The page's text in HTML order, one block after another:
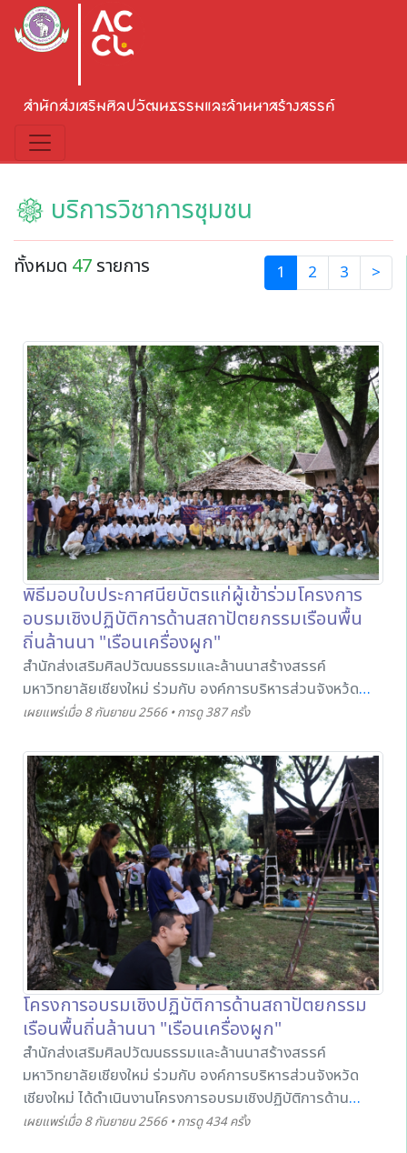
สำนักส่งเสริมศิลปวัฒนธรรมและล้านนาสร้างสรรค์
บริการวิชาการชุมชน
ทั้งหมด 47 รายการ 1 (current)
2 3 >
พิธีมอบใบประกาศนียบัตรแก่ผู้เข้าร่วมโครงการ
อบรมเชิงปฏิบัติการด้านสถาปัตยกรรมเรือนพื้น
ถิ่นล้านนา "เรือนเครื่องผูก"
สำนักส่งเสริมศิลปวัฒนธรรมและล้านนาสร้างสรรค์
มหาวิทยาลัยเชียงใหม่ ร่วมกับ องค์การบริหารส่วนจังหว้ด
เชียงใหม่ ได้ดำเนินงานโครงการอบรมเชิงปฏิบัติการด้าน
วันที่ 2 - 4 กันยายน 2566 ณ พิพิธภัณฑ์เรือนโบราณล้านนา
สำนักส่งเสริมศิลปวัฒนธรรมและล้านนาสร้างสรรค์ ทั้งนี้ ได้
จัดพิธีมอบประกาศนียบัตรให้แก่ผู้เข้าร่วมโครงการฯ จำนวน
109 คน ในวันที่ 4 กันยายน 2566 โดยนางสาววรรณศรี
ปัญญาประชุม ผู้อำนวยการสำนักการศึกษา ศาสนา และ
วัฒนธรรม องค์การบริหารส่วนจังหวัดเชียงใหม่ ให้เกียรติเป็น
ประธานในพิธีมอบรางวัลดังกล่าว
เผยแพร่เมื่อ 8 กันยายน 2566 • การดู 387 ครั้ง
โครงการอบรมเชิงปฏิบัติการด้านสถาปัตยกรรม
เรือนพื้นถิ่นล้านนา "เรือนเครื่องผูก"
สำนักส่งเสริมศิลปวัฒนธรรมและล้านนาสร้างสรรค์
มหาวิทยาลัยเชียงใหม่ ร่วมกับ องค์การบริหารส่วนจังหวัด
เชียงใหม่ ได้ดำเนินงานโครงการอบรมเชิงปฏิบัติการด้าน
สถาปัตยกรรมเรือนพื้นถิ่นล้านนา "เรือนเครื่องผูก" ระหว่าง
เผยแพร่เมื่อ 8 กันยายน 2566 • การดู 434 ครั้ง